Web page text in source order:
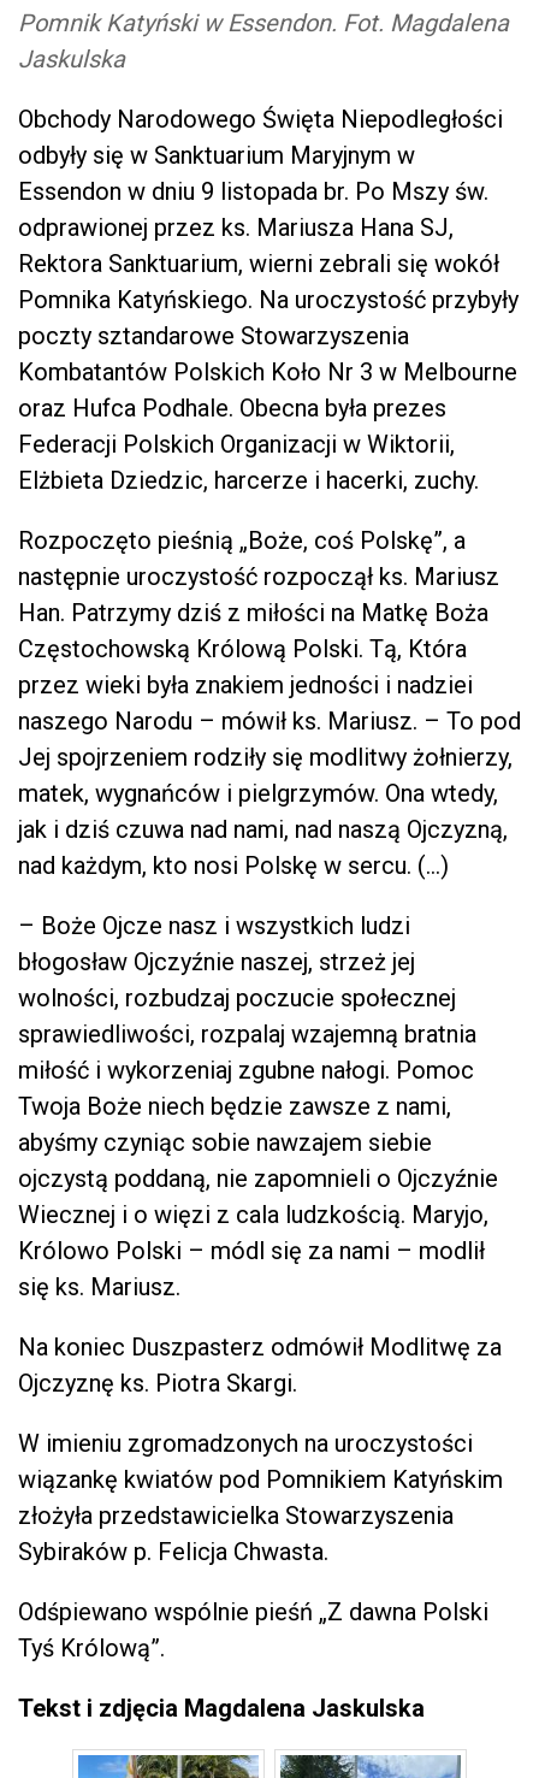
Pomnik Katyński w Essendon. Fot. Magdalena
Jaskulska
Obchody Narodowego Święta Niepodległości
odbyły się w Sanktuarium Maryjnym w
Essendon w dniu 9 listopada br. Po Mszy św.
odprawionej przez ks. Mariusza Hana SJ,
Rektora Sanktuarium, wierni zebrali się wokół
Pomnika Katyńskiego. Na uroczystość przybyły
poczty sztandarowe Stowarzyszenia
Kombatantów Polskich Koło Nr 3 w Melbourne
oraz Hufca Podhale. Obecna była prezes
Federacji Polskich Organizacji w Wiktorii,
Elżbieta Dziedzic, harcerze i hacerki, zuchy.
Rozpoczęto pieśnią „Boże, coś Polskę”, a
następnie uroczystość rozpoczął ks. Mariusz
Han. Patrzymy dziś z miłości na Matkę Boża
Częstochowską Królową Polski. Tą, Która
przez wieki była znakiem jedności i nadziei
naszego Narodu – mówił ks. Mariusz. – To pod
Jej spojrzeniem rodziły się modlitwy żołnierzy,
matek, wygnańców i pielgrzymów. Ona wtedy,
jak i dziś czuwa nad nami, nad naszą Ojczyzną,
nad każdym, kto nosi Polskę w sercu. (…)
– Boże Ojcze nasz i wszystkich ludzi
błogosław Ojczyźnie naszej, strzeż jej
wolności, rozbudzaj poczucie społecznej
sprawiedliwości, rozpalaj wzajemną bratnia
miłość i wykorzeniaj zgubne nałogi. Pomoc
Twoja Boże niech będzie zawsze z nami,
abyśmy czyniąc sobie nawzajem siebie
ojczystą poddaną, nie zapomnieli o Ojczyźnie
Wiecznej i o więzi z cala ludzkością. Maryjo,
Królowo Polski – módl się za nami – modlił
się ks. Mariusz.
Na koniec Duszpasterz odmówił Modlitwę za
Ojczyznę ks. Piotra Skargi.
W imieniu zgromadzonych na uroczystości
wiązankę kwiatów pod Pomnikiem Katyńskim
złożyła przedstawicielka Stowarzyszenia
Sybiraków p. Felicja Chwasta.
Odśpiewano wspólnie pieśń „Z dawna Polski
Tyś Królową”.
Tekst i zdjęcia Magdalena Jaskulska